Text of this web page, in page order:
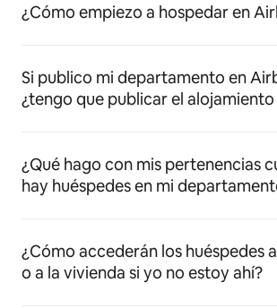
¿Cómo empiezo a hospedar en
Si publico mi departamento en
¿tengo que publicar el
¿Qué hago con mis pertenencias
hay huéspedes en mi
¿Cómo accederán los huéspedes
o a la vivienda si yo no estoy ahí?